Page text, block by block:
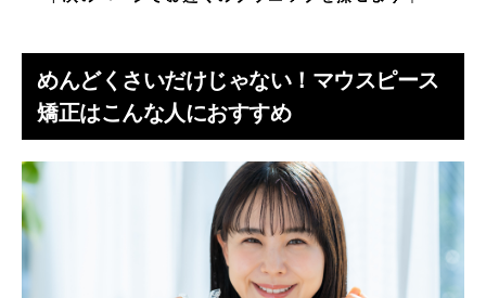
めんどくさいだけじゃない！マウスピース
矯正はこんな人におすすめ